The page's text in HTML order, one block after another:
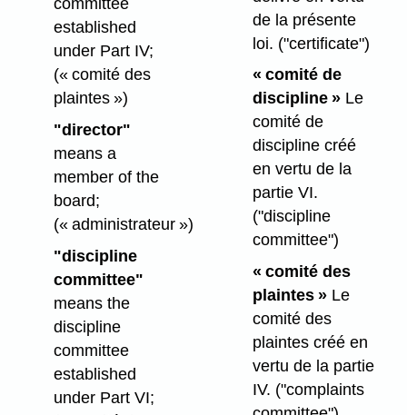
committee
established
under Part IV;
(« comité des
plaintes »)
"director"
means a
member of the
board;
(« administrateur »)
"discipline
committee"
means the
discipline
committee
established
under Part VI;
de la présente
loi. ("certificate")
« comité de
discipline »Le
comité de
discipline créé
en vertu de la
partie VI.
("discipline
committee")
« comité des
plaintes »Le
comité des
plaintes créé en
vertu de la partie
IV. ("complaints